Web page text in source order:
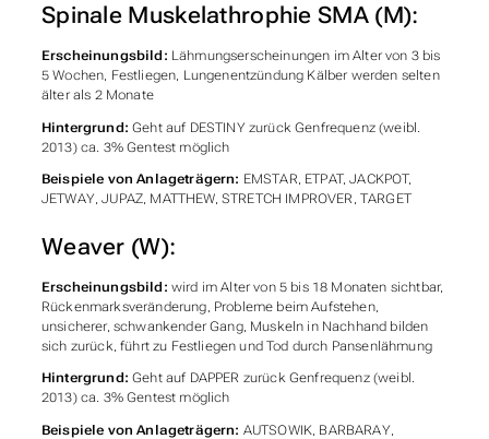
Spinale Muskelathrophie SMA (M):
Erscheinungsbild: Lähmungserscheinungen im Alter von 3 bis
5 Wochen, Festliegen, Lungenentzündung Kälber werden selten
älter als 2 Monate
Hintergrund: Geht auf DESTINY zurück Genfrequenz (weibl.
2013) ca. 3% Gentest möglich
Beispiele von Anlageträgern: EMSTAR, ETPAT, JACKPOT,
JETWAY, JUPAZ, MATTHEW, STRETCH IMPROVER, TARGET
Weaver (W):
Erscheinungsbild: wird im Alter von 5 bis 18 Monaten sichtbar,
Rückenmarksveränderung, Probleme beim Aufstehen,
unsicherer, schwankender Gang, Muskeln in Nachhand bilden
sich zurück, führt zu Festliegen und Tod durch Pansenlähmung
Hintergrund: Geht auf DAPPER zurück Genfrequenz (weibl.
2013) ca. 3% Gentest möglich
Beispiele von Anlageträgern: AUTSOWIK, BARBARAY,